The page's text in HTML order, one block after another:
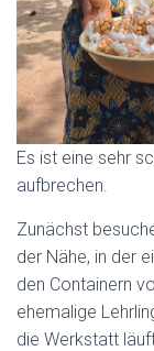
Es ist eine sehr
aufbrechen.
Zunächst
der Nähe, in der
den Containern
ehemalige
die Werkstatt